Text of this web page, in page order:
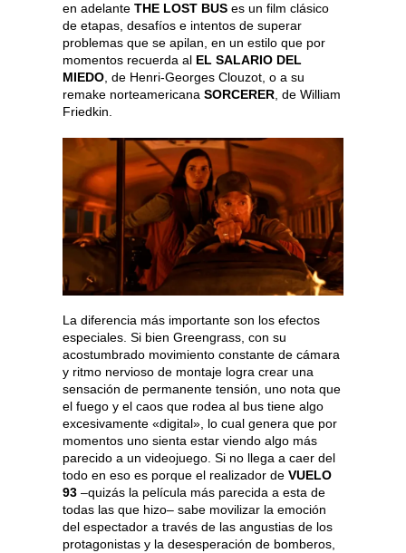
en adelante THE LOST BUS es un film clásico
de etapas, desafíos e intentos de superar
problemas que se apilan, en un estilo que por
momentos recuerda al EL SALARIO DEL
MIEDO, de Henri-Georges Clouzot, o a su
remake norteamericana SORCERER, de William
Friedkin.
La diferencia más importante son los efectos
especiales. Si bien Greengrass, con su
acostumbrado movimiento constante de cámara
y ritmo nervioso de montaje logra crear una
sensación de permanente tensión, uno nota que
el fuego y el caos que rodea al bus tiene algo
excesivamente «digital», lo cual genera que por
momentos uno sienta estar viendo algo más
parecido a un videojuego. Si no llega a caer del
todo en eso es porque el realizador de VUELO
93 –quizás la película más parecida a esta de
todas las que hizo– sabe movilizar la emoción
del espectador a través de las angustias de los
protagonistas y la desesperación de bomberos,